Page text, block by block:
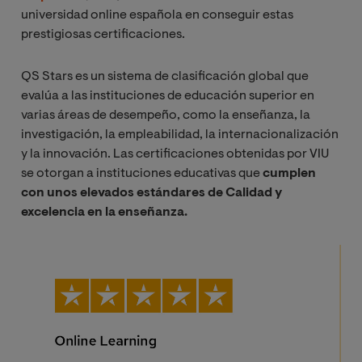
universidad online española en conseguir estas
prestigiosas certificaciones.
QS Stars es un sistema de clasificación global que
evalúa a las instituciones de educación superior en
varias áreas de desempeño, como la enseñanza, la
investigación, la empleabilidad, la internacionalización
y la innovación. Las certificaciones obtenidas por VIU
se otorgan a instituciones educativas quecumplen
con unos elevados estándares de Calidad y
excelencia en la enseñanza.